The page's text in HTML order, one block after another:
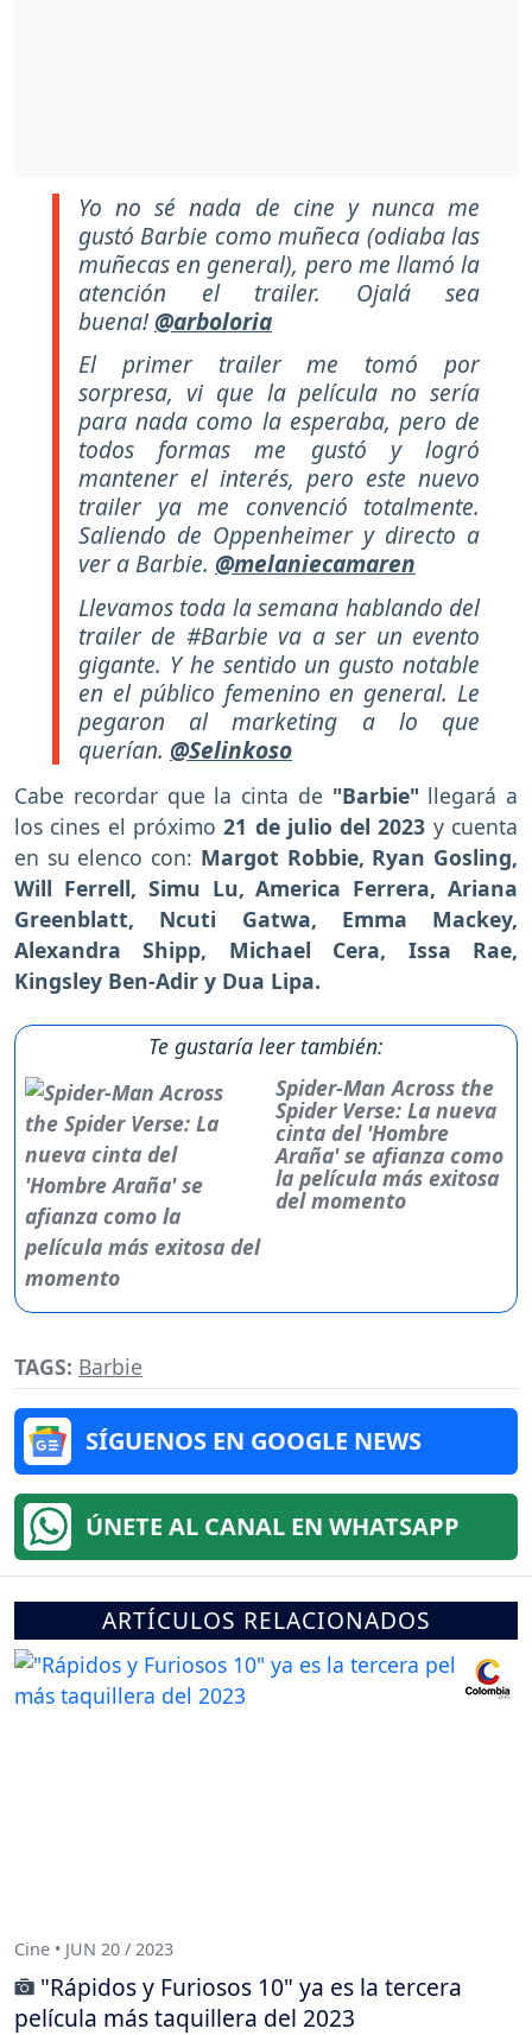
Yo no sé nada de cine y nunca me
gustó Barbie como muñeca (odiaba las
muñecas en general), pero me llamó la
atención el trailer. Ojalá sea
buena!@arboloria
El primer trailer me tomó por
sorpresa, vi que la película no sería
para nada como la esperaba, pero de
todos formas me gustó y logró
mantener el interés, pero este nuevo
trailer ya me convenció totalmente.
Saliendo de Oppenheimer y directo a
ver a Barbie. @melaniecamaren
Llevamos toda la semana hablando del
trailer de #Barbie va a ser un evento
gigante. Y he sentido un gusto notable
en el público femenino en general. Le
pegaron al marketing a lo que
querían. @Selinkoso
Cabe recordar que la cinta de "Barbie" llegará a
los cines el próximo21 de julio del 2023 y cuenta
en su elenco con: Margot Robbie, Ryan Gosling,
Will Ferrell, Simu Lu, America Ferrera, Ariana
Greenblatt, Ncuti Gatwa, Emma Mackey,
Alexandra Shipp, Michael Cera, Issa Rae,
Kingsley Ben-Adir y Dua Lipa.
Te gustaría leer también:
Spider-Man Across the
Spider Verse: La nueva
cinta del 'Hombre
Araña' se afianza como
la película más exitosa
del momento
TAGS: Barbie
SÍGUENOS EN GOOGLE NEWS
ÚNETE AL CANAL EN WHATSAPP
ARTÍCULOS RELACIONADOS
Cine • JUN 20 / 2023
"Rápidos y Furiosos 10" ya es la tercera
película más taquillera del 2023